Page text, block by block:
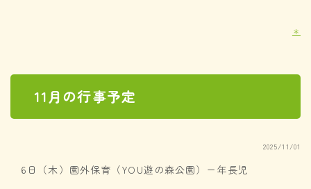
＊
11月の行事予定
2025/11/01
6日（木）園外保育（YOU遊の森公園）ー年長児